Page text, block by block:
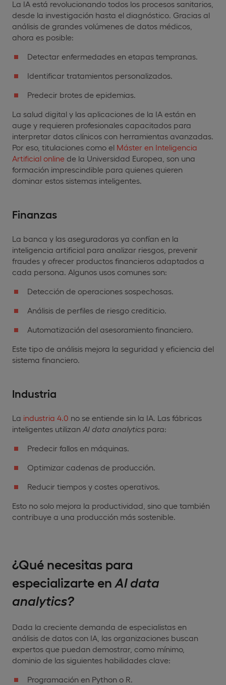
La IA está revolucionando todos los procesos sanitarios,
desde la investigación hasta el diagnóstico. Gracias al
análisis de grandes volúmenes de datos médicos,
ahora es posible:
Detectar enfermedades en etapas tempranas.
Identificar tratamientos personalizados.
Predecir brotes de epidemias.
La salud digital y las aplicaciones de la IA están en
auge y requieren profesionales capacitados para
interpretar datos clínicos con herramientas avanzadas.
Por eso, titulaciones como el Máster en Inteligencia
Artificial online de la Universidad Europea, son una
formación imprescindible para quienes quieren
dominar estos sistemas inteligentes.
Finanzas
La banca y las aseguradoras ya confían en la
inteligencia artificial para analizar riesgos, prevenir
fraudes y ofrecer productos financieros adaptados a
cada persona. Algunos usos comunes son:
Detección de operaciones sospechosas.
Análisis de perfiles de riesgo crediticio.
Automatización del asesoramiento financiero.
Este tipo de análisis mejora la seguridad y eficiencia del
sistema financiero.
Industria
La industria 4.0 no se entiende sin la IA. Las fábricas
inteligentes utilizan AI data analytics para:
Predecir fallos en máquinas.
Optimizar cadenas de producción.
Reducir tiempos y costes operativos.
Esto no solo mejora la productividad, sino que también
contribuye a una producción más sostenible.
¿Qué necesitas para
especializarte en AI data
analytics?
Dada la creciente demanda de especialistas en
análisis de datos con IA, las organizaciones buscan
expertos que puedan demostrar, como mínimo,
dominio de las siguientes habilidades clave:
Programación en Python o R.